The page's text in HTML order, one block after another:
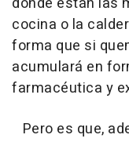
cocina o la
forma que si
acumulará en
farmacéutica y
Pero es que,